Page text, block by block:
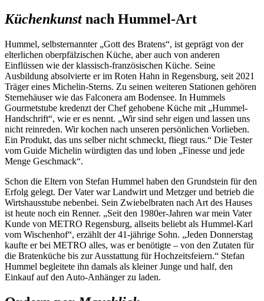
Küchenkunstnach Hummel-Art
Hummel, selbsternannter „Gott des Bratens“, ist geprägt von der
elterlichen oberpfälzischen Küche, aber auch von anderen
Einflüssen wie der klassisch-französischen Küche. Seine
Ausbildung absolvierte er im Roten Hahn in Regensburg, seit 2021
Träger eines Michelin-Sterns. Zu seinen weiteren Stationen gehören
Sternehäuser wie das Falconera am Bodensee. In Hummels
Gourmetstube kredenzt der Chef gehobene Küche mit „Hummel-
Handschrift“, wie er es nennt. „Wir sind sehr eigen und lassen uns
nicht reinreden. Wir kochen nach unseren persönlichen Vorlieben.
Ein Produkt, das uns selber nicht schmeckt, fliegt raus.“ Die Tester
vom Guide Michelin würdigten das und loben „Finesse und jede
Menge Geschmack“.
Schon die Eltern von Stefan Hummel haben den Grundstein für den
Erfolg gelegt. Der Vater war Landwirt und Metzger und betrieb die
Wirtshausstube nebenbei. Sein Zwiebelbraten nach Art des Hauses
ist heute noch ein Renner. „Seit den 1980er-Jahren war mein Vater
Kunde von METRO Regensburg, allseits beliebt als Hummel-Karl
vom Wischenhof“, erzählt der 41-jährige Sohn. „Jeden Donnerstag
kaufte er bei METRO alles, was er benötigte – von den Zutaten für
die Bratenküche bis zur Ausstattung für Hochzeitsfeiern.“ Stefan
Hummel begleitete ihn damals als kleiner Junge und half, den
Einkauf auf den Auto-Anhänger zu laden.